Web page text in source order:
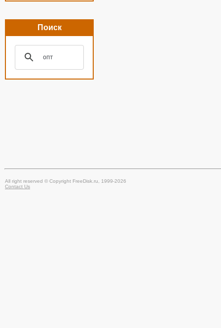
Поиск
All right reserved © Copyright FreeDisk.ru, 1999-2026
Contact Us